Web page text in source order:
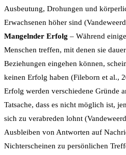
Ausbeutung, Drohungen und
Erwachsenen höher sind
Mangelnder Erfolg – Während
Menschen treffen, mit denen sie
Beziehungen eingehen können,
keinen Erfolg haben (Fileborn et al.,
Erfolg werden verschiedene Gründe
Tatsache, dass es nicht möglich ist,
sich zu verabreden lohnt
Ausbleiben von Antworten auf
Nichterscheinen zu persönlichen